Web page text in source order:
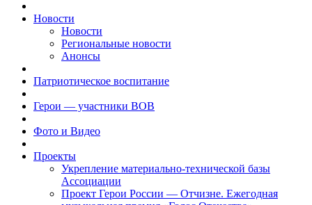
Новости
Новости
Региональные новости
Анонсы
Патриотическое воспитание
Герои — участники ВОВ
Фото и Видео
Проекты
Укрепление материально-технической базы
Ассоциации
Проект Герои России — Отчизне. Ежегодная